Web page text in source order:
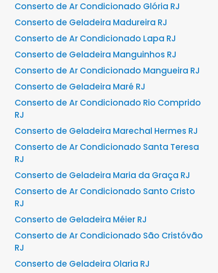
Conserto de Ar Condicionado Glória RJ
Conserto de Geladeira Madureira RJ
Conserto de Ar Condicionado Lapa RJ
Conserto de Geladeira Manguinhos RJ
Conserto de Ar Condicionado Mangueira RJ
Conserto de Geladeira Maré RJ
Conserto de Ar Condicionado Rio Comprido
RJ
Conserto de Geladeira Marechal Hermes RJ
Conserto de Ar Condicionado Santa Teresa
RJ
Conserto de Geladeira Maria da Graça RJ
Conserto de Ar Condicionado Santo Cristo
RJ
Conserto de Geladeira Méier RJ
Conserto de Ar Condicionado São Cristóvão
RJ
Conserto de Geladeira Olaria RJ